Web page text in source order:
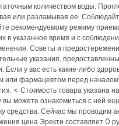
количеством воды.
или разламывая ее.
рекомендуемому режиму
в указанное время и с
Советы и
указания,
Если у вас есть какие-либо
или фармацевтом перед началом
< Стоимость товара указана
можете ознакомиться с ней
средства. Сейчас мы проводим
цена Эректи составляет 0